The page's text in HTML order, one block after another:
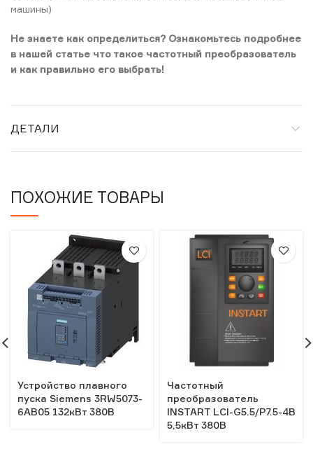
машины)
Не знаете как определиться? Ознакомьтесь подробнее
в нашей статье что такое частотный преобразователь
и как правильно его выбрать!
ДЕТАЛИ
ПОХОЖИЕ ТОВАРЫ
Устройство плавного
пуска Siemens 3RW5073-
6AB05 132кВт 380В
Частотный
преобразователь
INSTART LCI-G5.5/P7.5-4B
5,5кВт 380В